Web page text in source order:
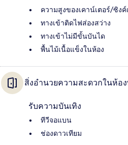
ความสูงของเคาน์เตอร์/ซิง
ทางเข้าติดไฟส่องสว่าง
ทางเข้าไม่มีขั้นบันได
พื้นไม้เนื้อแข็งในห้อง
สิ่งอำนวยความสะดวกในห้อ
รับความบันเทิง
ทีวีจอแบน
ช่องดาวเทียม